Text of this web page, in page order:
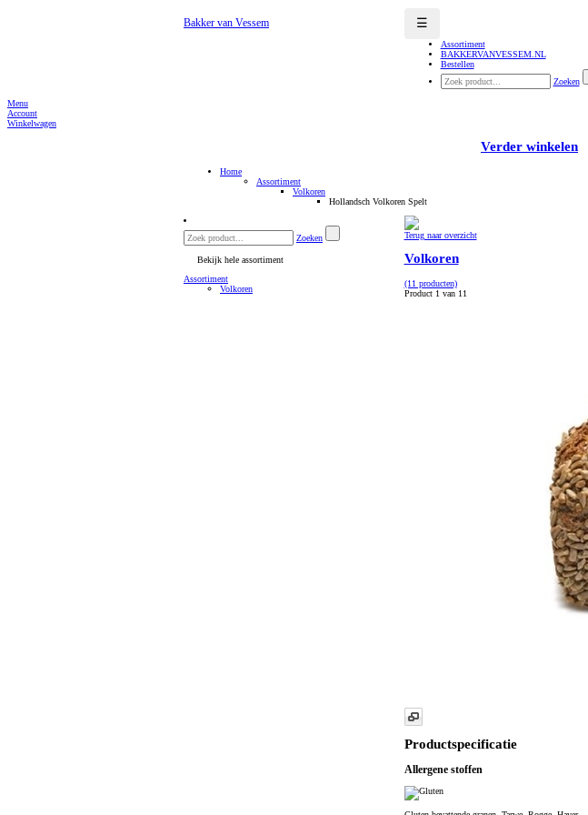
Bakker van Vessem ☰
Assortiment
BAKKERVANVESSEM.NL
Bestellen
Zoeken
Menu
Account
Winkelwagen
Verder winkelen
Home
Assortiment
Volkoren
Hollandsch Volkoren Spelt
Zoeken
Bekijk hele assortiment
Assortiment
Volkoren
Terug naar overzicht
Volkoren
(11 producten)
Product 1 van 11
Productspecificatie
Allergene stoffen